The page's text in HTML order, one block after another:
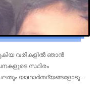
വരികളിൽ ഞാൻ
സ്ഥിരം
യാഥാർത്ഥ്യങ്ങളോടു...